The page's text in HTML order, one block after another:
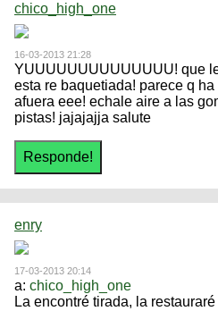
chico_high_one
16-03-2013 21:28
YUUUUUUUUUUUUUU! que
esta re baquetiada! parece q
afuera eee! echale aire a las
pistas! jajajajja salute
enry
17-03-2013 20:14
a: chico_high_one
La encontré tirada, la